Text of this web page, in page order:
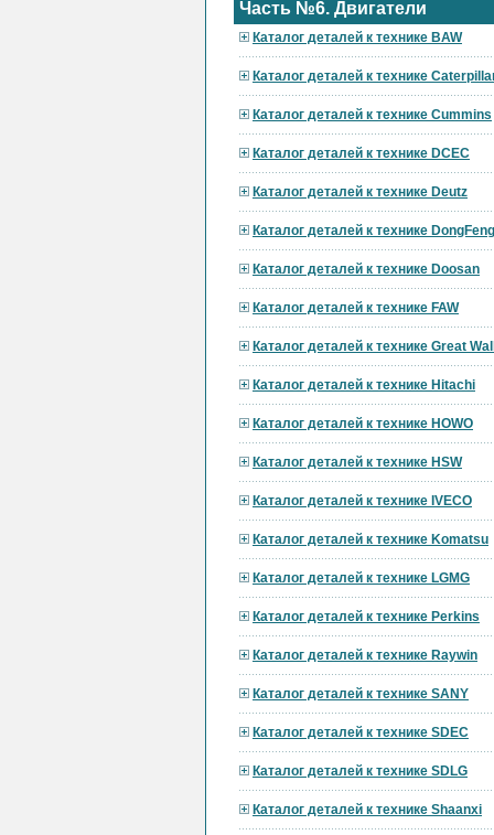
Часть №6. Двигатели
Каталог деталей к технике BAW
Каталог деталей к технике
Каталог деталей к технике Cummins
Каталог деталей к технике DCEC
Каталог деталей к технике Deutz
Каталог деталей к технике DongFeng
Каталог деталей к технике Doosan
Каталог деталей к технике FAW
Каталог деталей к технике Great
Каталог деталей к технике Hitachi
Каталог деталей к технике HOWO
Каталог деталей к технике HSW
Каталог деталей к технике IVECO
Каталог деталей к технике Komatsu
Каталог деталей к технике LGMG
Каталог деталей к технике Perkins
Каталог деталей к технике Raywin
Каталог деталей к технике SANY
Каталог деталей к технике SDEC
Каталог деталей к технике SDLG
Каталог деталей к технике Shaanxi